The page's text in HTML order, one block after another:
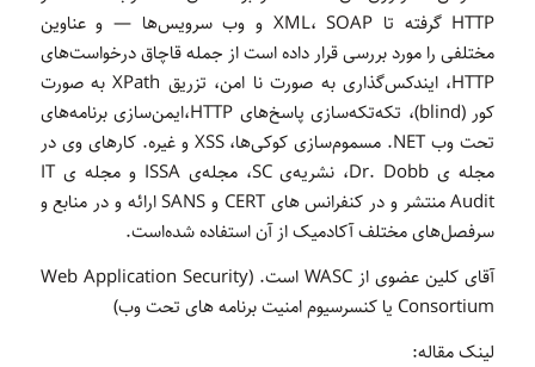
HTTP گرفته تا XML، SOAP و وب سرویس‌ها — و عناوین
مختلفی را مورد بررسی قرار داده است از جمله قاچاق درخواست‌های
HTTP، ایندکس‌گذاری به صورت نا امن، تزریق XPath به صورت
کور (blind)، تکه‌‌تکه‌سازی پاسخ‌های HTTP،‌ایمن‌سازی برنامه‌های
تحت وب NET. مسموم‌سازی کوکی‌ها، XSS و غیره. کارهای وی در
مجله ی Dr. Dobb، نشریه‌ی SC، مجله‌ی ISSA و مجله ی IT
Audit منتشر و در کنفرانس های CERT و SANS ارائه و در منابع و
سرفصل‌های مختلف آکادمیک از آن استفاده شده‌است.
آقای کلین عضوی از WASC است. (Web Application Security
Consortium یا کنسرسیوم امنیت برنامه های تحت وب)
لینک مقاله: